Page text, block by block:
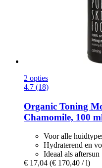
2 opties
4.7 (18)
Organic Toning
Chamomile, 100
Voor alle
Hydraterend en
Ideaal als aftersun
€ 17,04 (€ 170,40 / l)